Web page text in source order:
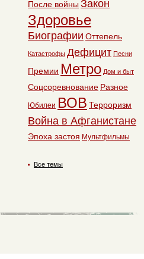
После войны Закон
Здоровье
Биографии Оттепель
Катастрофы Дефицит Песни
Премии Метро Дом и быт
Соцсоревнование Разное
Юбилеи ВОВ Терроризм
Война в Афганистане
Эпоха застоя Мультфильмы
Все темы